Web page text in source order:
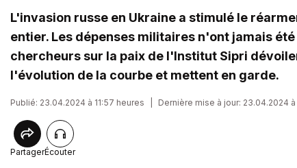
L'invasion russe en Ukraine a stimulé le
entier. Les dépenses militaires n'ont jamais
chercheurs sur la paix de l'Institut Sipri
l'évolution de la courbe et mettent en garde.
Publié: 23.04.2024 à 11:57 heures Dernière mise à jour: 23.04.2024 à
PartagerÉcouter